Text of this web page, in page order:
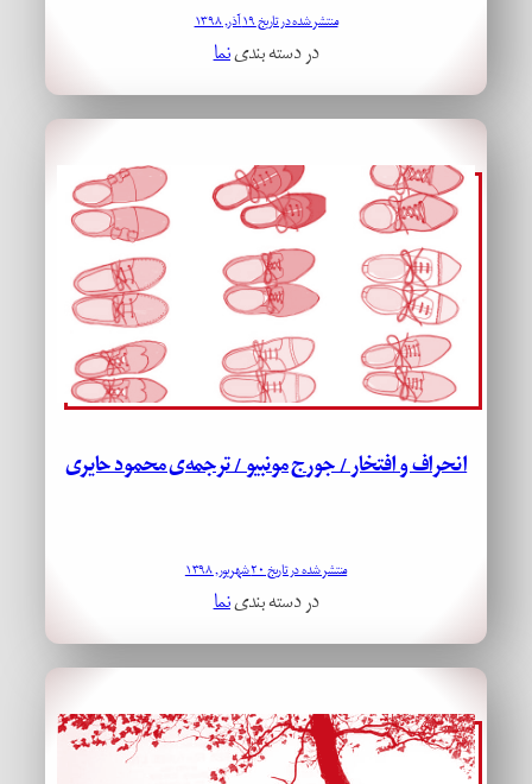
منتشر شده در تاریخ ۱۹ آذر, ۱۳۹۸
در دسته بندینما
انحراف و افتخار / جورج مونبیو / ترجمه‌ی محمود حایری
منتشر شده در تاریخ ۲۰ شهریور, ۱۳۹۸
در دسته بندینما